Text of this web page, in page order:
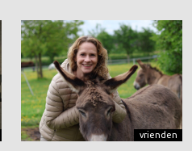
vrienden